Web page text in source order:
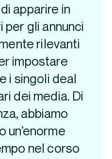
apparire in
per gli annunci
rilevanti
impostare
i singoli deal
dei media. Di
abbiamo
un’enorme
nel corso